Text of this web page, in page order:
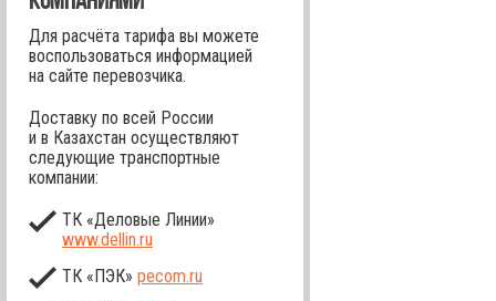
Для расчёта тарифа вы можете
воспользоваться информацией
на сайте перевозчика.
Доставку по всей России
и в Казахстан осуществляют
следующие транспортные
компании:
ТК «Деловые Линии»
www.dellin.ru
ТК «ПЭК» pecom.ru